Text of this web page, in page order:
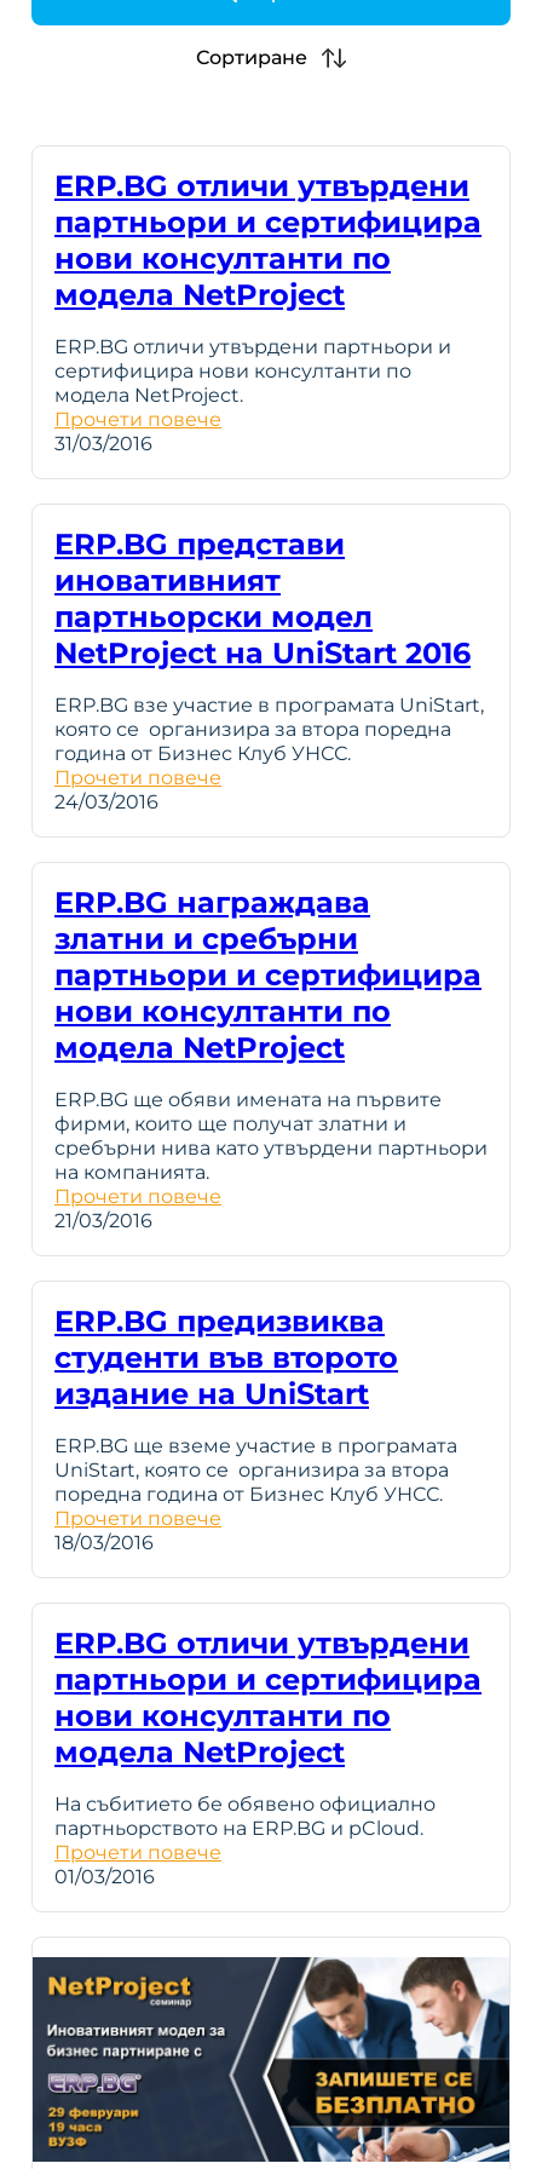
h
Сортиране
ERP.BG отличи утвърдени
партньори и сертифицира
нови консултанти по
модела NetProject
ERP.BG отличи утвърдени партньори и
сертифицира нови консултанти по
модела NetProject.
Прочети повече
31/03/2016
ERP.BG представи
иновативният
партньорски модел
NetProject на UniStart 2016
ERP.BG взе участие в програмата UniStart,
която се организира за втора поредна
година от Бизнес Клуб УНСС.
Прочети повече
24/03/2016
ERP.BG награждава
златни и сребърни
партньори и сертифицира
нови консултанти по
модела NetProject
ERP.BG ще обяви имената на първите
фирми, които ще получат златни и
сребърни нива като утвърдени партньори
на компанията.
Прочети повече
21/03/2016
ERP.BG предизвиква
студенти във второто
издание на UniStart
ERP.BG ще вземе участие в програмата
UniStart, която се организира за втора
поредна година от Бизнес Клуб УНСС.
Прочети повече
18/03/2016
ERP.BG отличи утвърдени
партньори и сертифицира
нови консултанти по
модела NetProject
На събитието бе обявено официално
партньорството на ERP.BG и pCloud.
Прочети повече
01/03/2016